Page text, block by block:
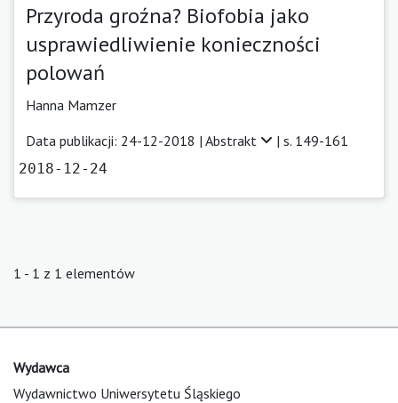
Przyroda groźna? Biofobia jako
usprawiedliwienie konieczności
polowań
Hanna Mamzer
Data publikacji: 24-12-2018 | Abstrakt | s. 149-161
2018-12-24
1 - 1 z 1 elementów
Wydawca
Wydawnictwo Uniwersytetu Śląskiego